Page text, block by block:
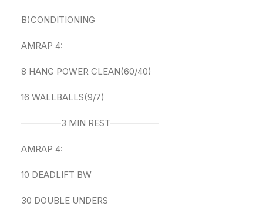
B)CONDITIONING
AMRAP 4:
8 HANG POWER CLEAN(60/40)
16 WALLBALLS(9/7)
————–3 MIN REST—————–
AMRAP 4:
10 DEADLIFT BW
30 DOUBLE UNDERS